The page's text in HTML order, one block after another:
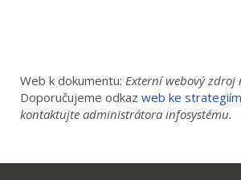
Web k dokumentu: Externí webový zdroj
Doporučujeme odkaz web ke strategiím
kontaktujte administrátora infosystému.